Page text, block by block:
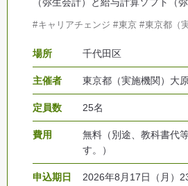
キャリアチェンジ 東京 東京都（
場所 千代田区
主催者 東京都（実施機関）大
定員数 25名
費用
無料（別途、教科書代
す。）
申込期日 2026年8月17日（月）